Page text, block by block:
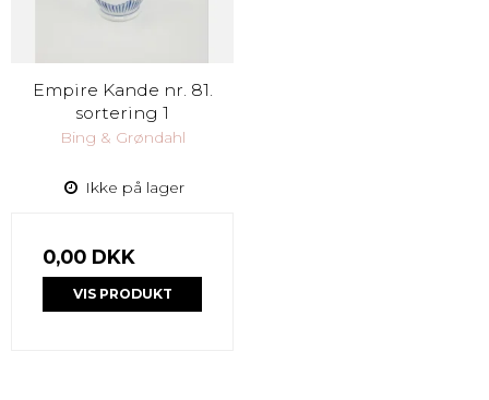
Empire Kande nr. 81.
sortering 1
Bing & Grøndahl
Ikke på lager
0,00 DKK
VIS PRODUKT